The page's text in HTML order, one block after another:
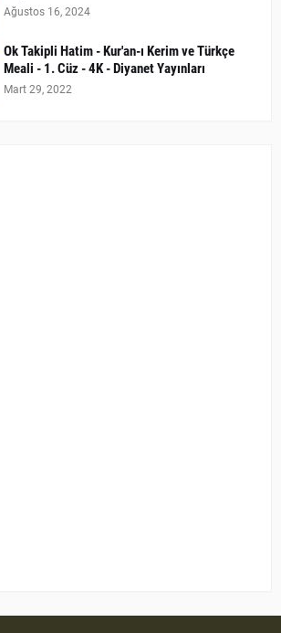
Ağustos 16, 2024
Ok Takipli Hatim - Kur'an-ı Kerim ve Türkçe
Meali - 1. Cüz - 4K - Diyanet Yayınları
Mart 29, 2022